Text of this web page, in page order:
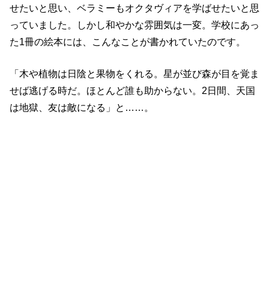
せたいと思い、ベラミーもオクタヴィアを学ばせたいと思
っていました。しかし和やかな雰囲気は一変。学校にあっ
た1冊の絵本には、こんなことが書かれていたのです。
「 木や植物は日陰と果物をくれる。星が並び森が目を覚ま
せば逃げる時だ。ほとんど誰も助からない。2日間、天国
は地獄、友は敵になる 」と……。